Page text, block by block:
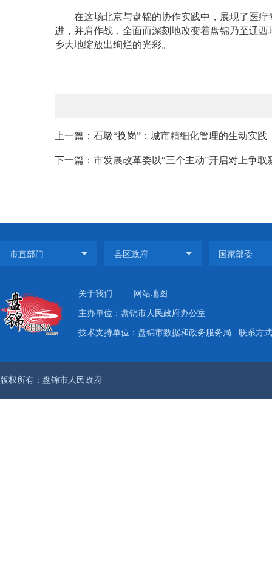
在这场北京与盘锦的协作实践中，展现了医疗
进，并肩作战，全面而深刻地改变着盘锦乃至辽
乡大地绽放出绚烂的光彩。
上一篇：石墩“换岗”：城市精细化管理的生动实践
下一篇：市发展改革委以“三个主动”开启对上争取
关于我们 网站地图
主办单位：盘锦市人民政府办公室
技术支持单位：盘锦市数据和政务服务局 联系方
版权所有：盘锦市人民政府